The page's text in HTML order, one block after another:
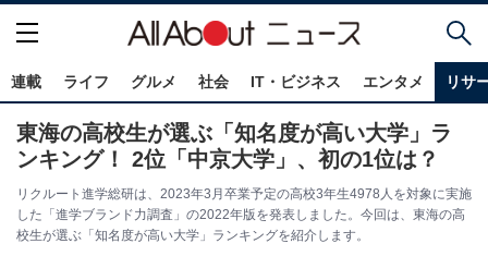
連載 ライフ グルメ 社会 IT・ビジネス エンタメ リサ
東海の高校生が選ぶ「知名度が高い大学」ラ
ンキング！ 2位「中京大学」、初の1位は？
リクルート進学総研は、2023年3月卒業予定の高校3年生4978人を対象に実施
した「進学ブランド力調査」の2022年版を発表しました。今回は、東海の高
校生が選ぶ「知名度が高い大学」ランキングを紹介します。